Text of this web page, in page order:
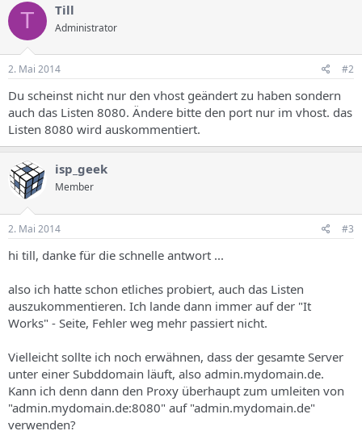
T Till
Administrator
2. Mai 2014 #2
Du scheinst nicht nur den vhost geändert zu haben sondern
auch das Listen 8080. Ändere bitte den port nur im vhost. das
Listen 8080 wird auskommentiert.
isp_geek
Member
2. Mai 2014 #3
hi till, danke für die schnelle antwort ...
also ich hatte schon etliches probiert, auch das Listen
auszukommentieren. Ich lande dann immer auf der "It
Works" - Seite, Fehler weg mehr passiert nicht.
Vielleicht sollte ich noch erwähnen, dass der gesamte Server
unter einer Subddomain läuft, also admin.mydomain.de.
Kann ich denn dann den Proxy überhaupt zum umleiten von
"admin.mydomain.de:8080" auf "admin.mydomain.de"
verwenden?